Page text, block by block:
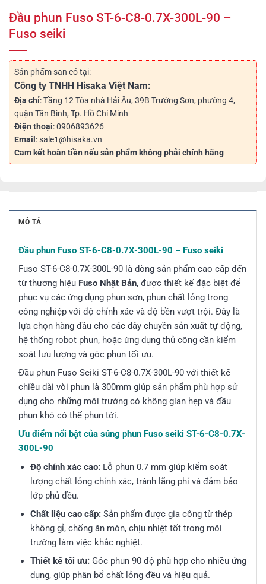
Đầu phun Fuso ST-6-C8-0.7X-300L-90 –
Fuso seiki
Sản phẩm sẵn có tại:
Công ty TNHH Hisaka Việt Nam:
Địa chỉ: Tầng 12 Tòa nhà Hải Âu, 39B Trường Sơn, phường 4,
quận Tân Bình, Tp. Hồ Chí Minh
Điện thoại: 0906893626
Email : sale1@hisaka.vn
Cam kết hoàn tiền nếu sản phẩm không phải chính hãng
MÔ TẢ
Đầu phun Fuso ST-6-C8-0.7X-300L-90 – Fuso seiki
Fuso ST-6-C8-0.7X-300L-90 là dòng sản phẩm cao cấp đến
từ thương hiệu Fuso Nhật Bản, được thiết kế đặc biệt để
phục vụ các ứng dụng phun sơn, phun chất lỏng trong
công nghiệp với độ chính xác và độ bền vượt trội. Đây là
lựa chọn hàng đầu cho các dây chuyền sản xuất tự động,
hệ thống robot phun, hoặc ứng dụng thủ công cần kiểm
soát lưu lượng và góc phun tối ưu.
Đầu phun Fuso Seiki ST-6-C8-0.7X-300L-90 với thiết kế
chiều dài vòi phun là 300mm giúp sản phẩm phù hợp sử
dụng cho những môi trường có không gian hẹp và đầu
phun khó có thể phun tới.
Ưu điểm nổi bật của súng phun Fuso seiki ST-6-C8-0.7X-
300L-90
Độ chính xác cao:Lỗ phun 0.7 mm giúp kiểm soát
lượng chất lỏng chính xác, tránh lãng phí và đảm bảo
lớp phủ đều.
Chất liệu cao cấp:Sản phẩm được gia công từ thép
không gỉ, chống ăn mòn, chịu nhiệt tốt trong môi
trường làm việc khắc nghiệt.
Thiết kế tối ưu:Góc phun 90 độ phù hợp cho nhiều ứng
dụng, giúp phân bổ chất lỏng đều và hiệu quả.